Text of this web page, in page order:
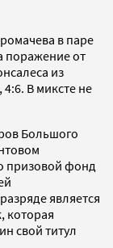
в паре
поражение от
из
В миксте не
Большого
призовой фонд
является
которая
свой титул